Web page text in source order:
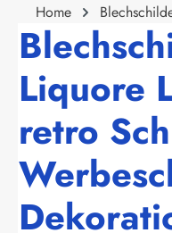
Home
Liquore
retro